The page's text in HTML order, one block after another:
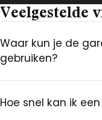
Veelgestelde
Waar kun je de
gebruiken?
Hoe snel kan ik